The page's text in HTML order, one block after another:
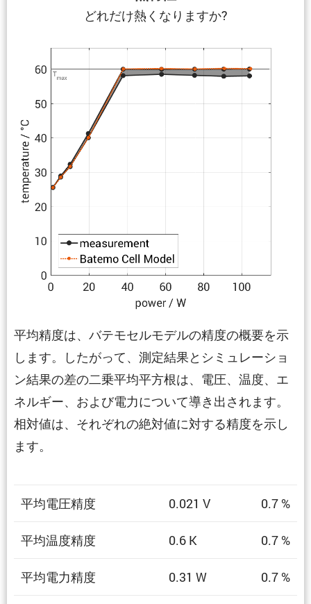
どれだけ熱くなりますか?
平均精度は、バテモセルモデルの精度の概要を示
します。したがって、測定結果とシミュレーショ
ン結果の差の二乗平均平方根は、電圧、温度、エ
ネルギー、および電力について導き出されます。
相対値は、それぞれの絶対値に対する精度を示し
ます。
平均電圧精度 0.021 V 0.7 %
平均温度精度 0.6 K 0.7 %
平均電力精度 0.31 W 0.7 %